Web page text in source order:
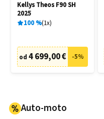
Kellys Theos F90 SH
2025
100% 1x
od 4 699,00 € -5%
Auto-moto